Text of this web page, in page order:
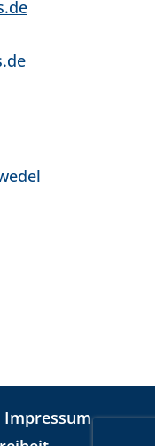
Impressum